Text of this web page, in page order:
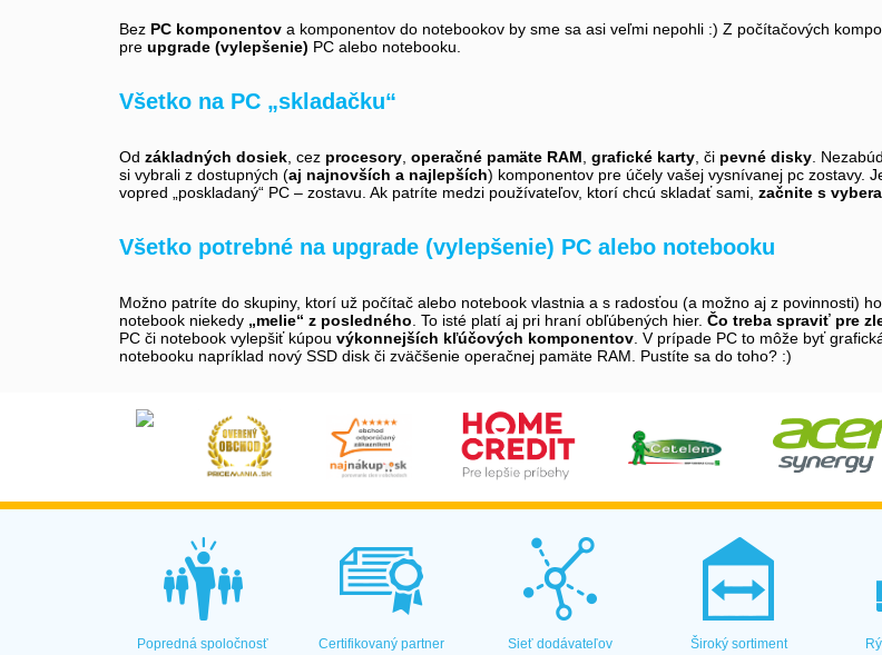
Bez PC komponentov a komponentov do notebookov by sme sa asi veľmi nepohli :) Z počítačových
pre upgrade (vylepšenie) PC alebo notebooku.
Všetko na PC „skladačku“
Od základných dosiek , cez procesory operačné pamäte RAM grafické karty , či pevné disky .
si vybrali z dostupných (aj najnovších a najlepších) komponentov pre účely vašej vysnívanej pc zostavy.
vopred „poskladaný“ PC – zostavu. Ak patríte medzi používateľov, ktorí chcú skladať sami, začnite s
Všetko potrebné na upgrade (vylepšenie) PC alebo notebooku
Možno patríte do skupiny, ktorí už počítač alebo notebook vlastnia a s radosťou (a možno aj z povinnosti)
notebook niekedy „melie“ z posledného . To isté platí aj pri hraní obľúbených hier. Čo treba spraviť pre
PC či notebook vylepšiť kúpou výkonnejších kľúčových komponentov . V prípade PC to môže byť
notebooku napríklad nový SSD disk či zväčšenie operačnej pamäte RAM. Pustíte sa do toho? :)
Popredná spoločnosť Certifikovaný partner Sieť dodávateľov Široký sortiment